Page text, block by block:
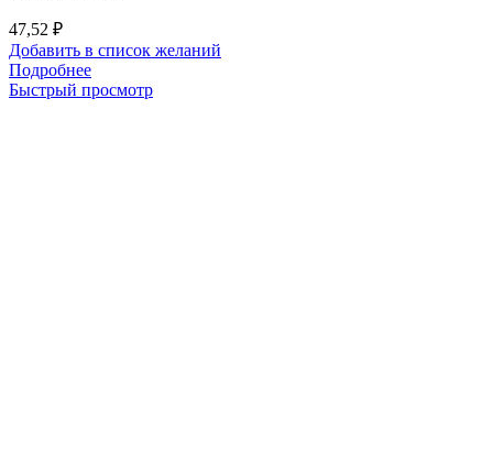
47,52 ₽
Добавить в список желаний
Подробнее
Быстрый просмотр